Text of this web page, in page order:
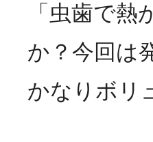
「虫歯で
か？今回は
かなりボリ